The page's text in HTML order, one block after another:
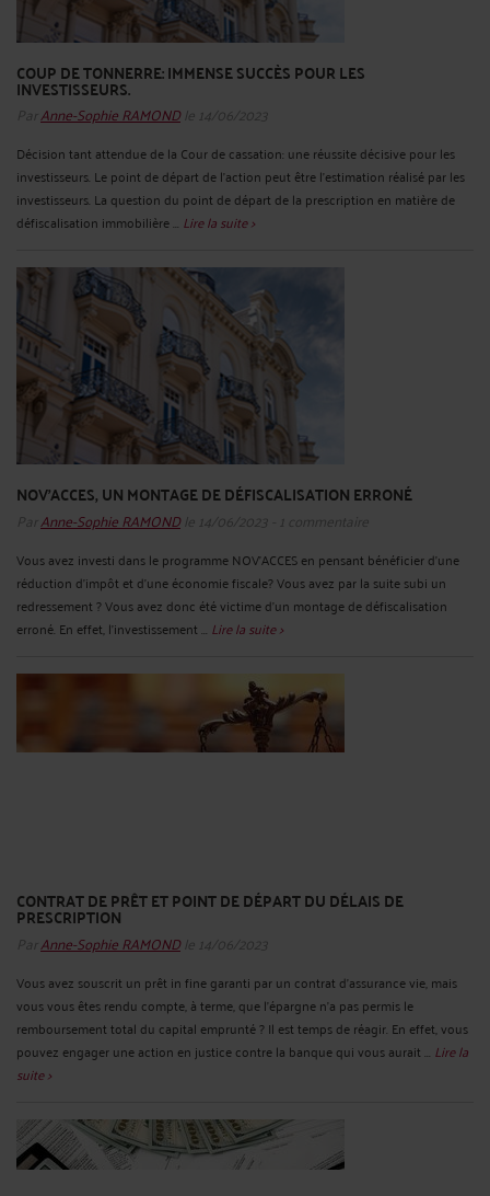
COUP DE TONNERRE: IMMENSE SUCCÈS POUR LES
INVESTISSEURS.
ParAnne-Sophie RAMONDle 14/06/2023
Décision tant attendue de la Cour de cassation: une réussite décisive pour les
investisseurs. Le point de départ de l’action peut être l’estimation réalisé par les
investisseurs. La question du point de départ de la prescription en matière de
défiscalisation immobilière ... Lire la suite >
NOV'ACCES, UN MONTAGE DE DÉFISCALISATION ERRONÉ
ParAnne-Sophie RAMONDle 14/06/2023 - 1 commentaire
Vous avez investi dans le programme NOV’ACCES en pensant bénéficier d’une
réduction d’impôt et d’une économie fiscale? Vous avez par la suite subi un
redressement ? Vous avez donc été victime d’un montage de défiscalisation
erroné. En effet, l’investissement ... Lire la suite >
CONTRAT DE PRÊT ET POINT DE DÉPART DU DÉLAIS DE
PRESCRIPTION
ParAnne-Sophie RAMONDle 14/06/2023
Vous avez souscrit un prêt in fine garanti par un contrat d’assurance vie, mais
vous vous êtes rendu compte, à terme, que l’épargne n’a pas permis le
remboursement total du capital emprunté ? Il est temps de réagir. En effet, vous
pouvez engager une action en justice contre la banque qui vous aurait ... Lire la
suite >